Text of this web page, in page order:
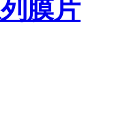
膜片